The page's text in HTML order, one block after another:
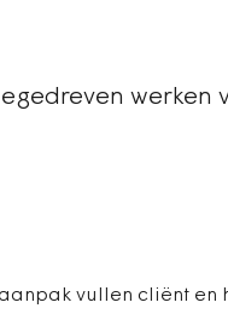
vullen cliënt